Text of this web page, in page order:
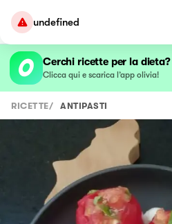
undefined
Cerchi ricette per la dieta?
Clicca qui e scarica l’app olivia!
RICETTE/ ANTIPASTI